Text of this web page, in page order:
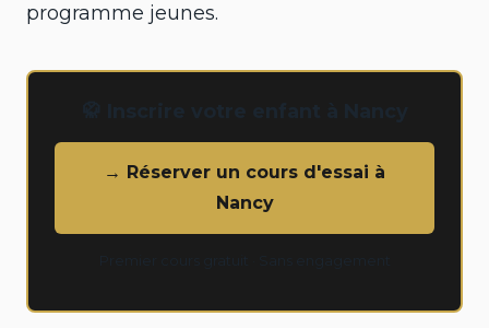
programme jeunes.
→ Réserver un cours d'essai à
Nancy